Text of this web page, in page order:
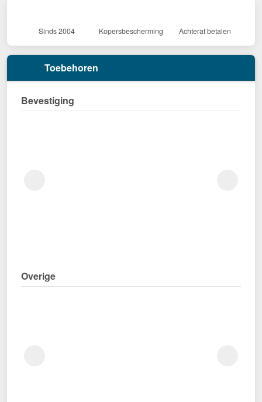
Sinds 2004 Kopersbescherming Achteraf betalen
Toebehoren
Bevestiging
Overige